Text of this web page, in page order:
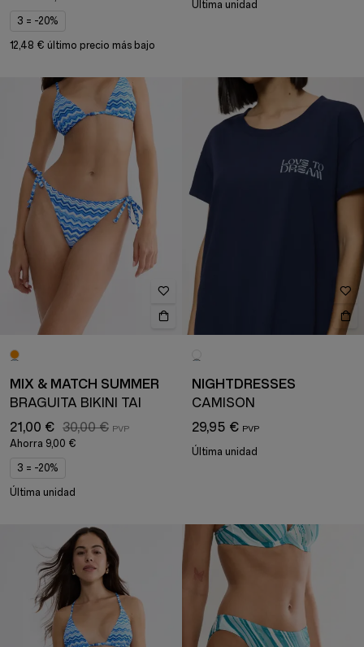
3 = -20%
12,48 € último precio más bajo
Última unidad
MIX & MATCH SUMMER
BRAGUITA BIKINI TAI
21,00 € 30,00 €
Ahorra 9,00 €
3 = -20%
Última unidad
NIGHTDRESSES
CAMISÓN
29,95 €
Última unidad